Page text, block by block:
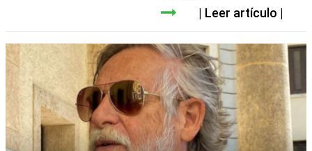
Leer artículo